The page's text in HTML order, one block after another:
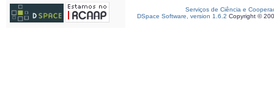
Serviços de Ciência e
DSpace Software, version 1.6.2 Copyright ©